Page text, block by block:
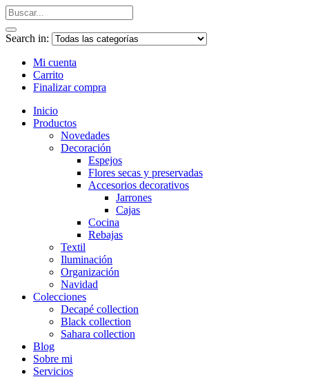
Search in:
Mi cuenta
Carrito
Finalizar compra
Inicio
Productos
Novedades
Decoración
Espejos
Flores secas y preservadas
Accesorios decorativos
Jarrones
Cajas
Cocina
Rebajas
Textil
Iluminación
Organización
Navidad
Colecciones
Decapé collection
Black collection
Sahara collection
Blog
Sobre mi
Servicios